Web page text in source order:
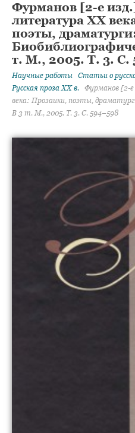
Фурманов [2-е
литература ХХ
поэты,
т. М., 2005. Т. 3. С.
Научные работы
Статьи о
Русская проза XX в. Фурманов [2-
века: Прозаики, поэты,
В 3 т. М., 2005. Т. 3. С. 594–598